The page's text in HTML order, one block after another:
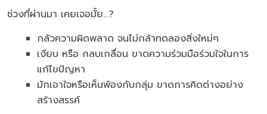
ช่วงที่ผ่านมา เคยเจอมั้ย...?
กลัวความผิดพลาด จนไม่กล้าทดลองสิ่งใหม่ๆ
เงียบ หรือ กลบเกลื่อน ขาดความร่วมมือร่วมใจในการ
แก้ไขปัญหา
มักเอาใจหรือเห็นพ้องกับกลุ่ม ขาดการคิดต่างอย่าง
สร้างสรรค์